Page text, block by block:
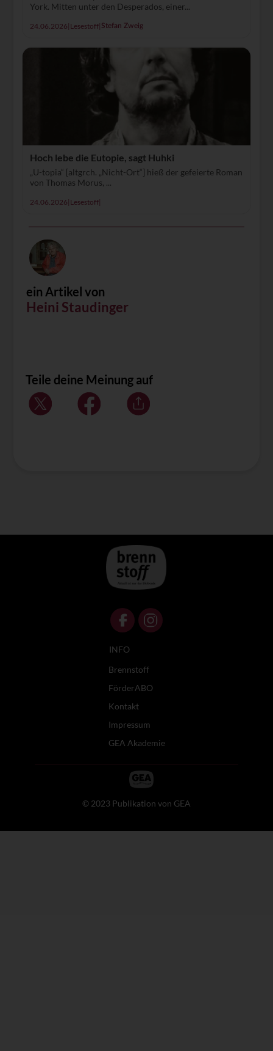
York. Mitten unter den Desperados, einer...
24.06.2026| Lesestoff| Stefan Zweig
Hoch lebe die Eutopie, sagt Huhki
„U-topia“ [altgrch. „Nicht-Ort“] hieß der gefeierte Roman
von Thomas Morus, ...
24.06.2026| Lesestoff|
ein Artikel von
Heini Staudinger
Teile deine Meinung auf
INFO
Brennstoff
FörderABO
Kontakt
Impressum
GEA Akademie
© 2023 Publikation von GEA